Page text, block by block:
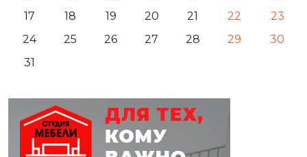
17
18 19 20 21 22
23
24
25 26 27 28 29
30
31